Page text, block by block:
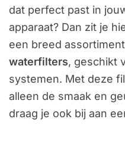
dat perfect past in
apparaat? Dan zit je
een breed
waterfilters, geschikt
systemen. Met deze
alleen de smaak en
draag je ook bij aan